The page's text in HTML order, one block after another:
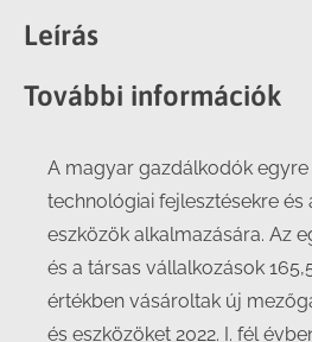
Facebook
X
Leírás
További információk
A magyar gazdálkodók
technológiai fejlesztésekre és
eszközök alkalmazására. Az
és a társas vállalkozások
értékben vásároltak új
és eszközöket 2022. I. fél